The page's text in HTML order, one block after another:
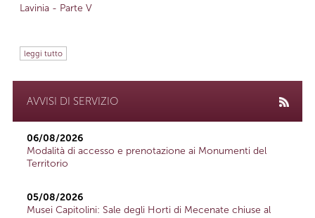
Lavinia - Parte V
leggi tutto
AVVISI DI SERVIZIO
06/08/2026
Modalità di accesso e prenotazione ai Monumenti del
Territorio
05/08/2026
Musei Capitolini: Sale degli Horti di Mecenate chiuse al